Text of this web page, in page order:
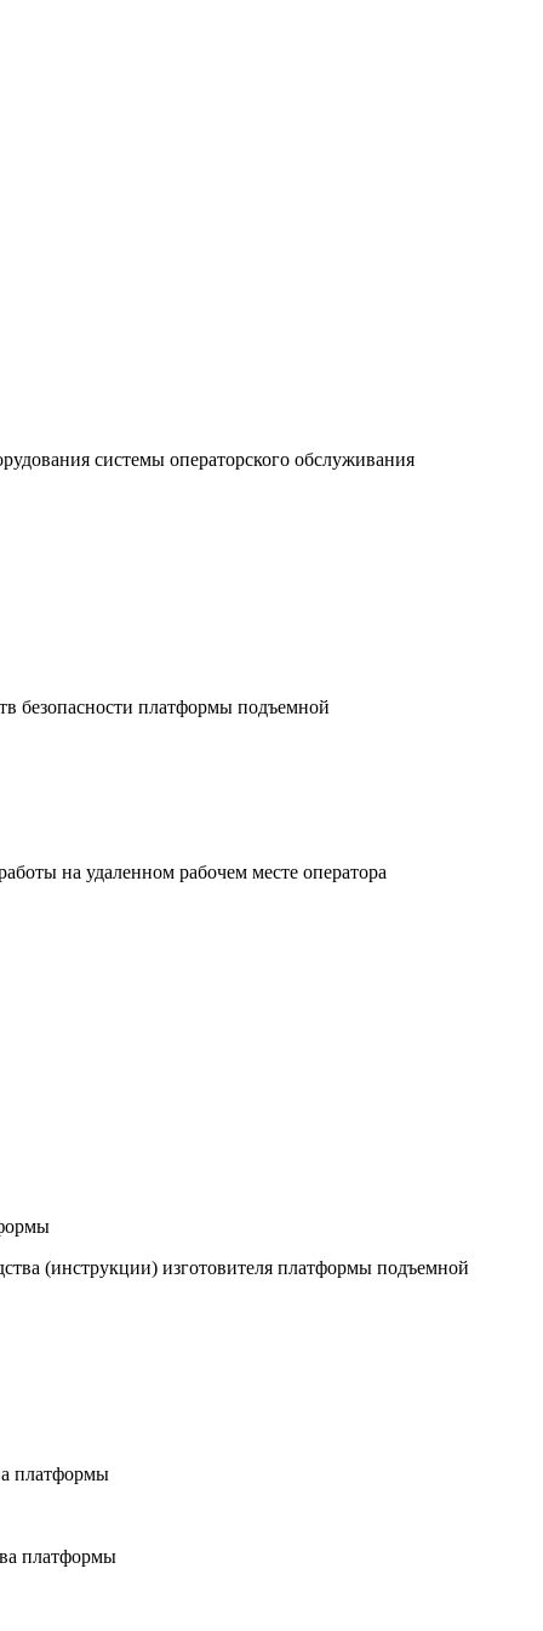
системы операторского обслуживания
безопасности платформы подъемной
на удаленном рабочем месте оператора
(инструкции) изготовителя платформы подъемной
платформы
платформы